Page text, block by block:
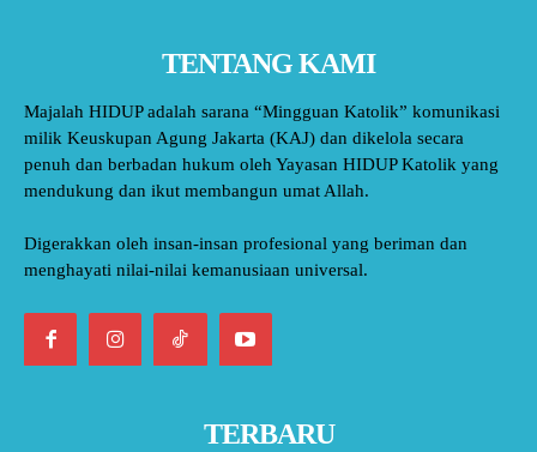
TENTANG KAMI
Majalah HIDUP adalah sarana “Mingguan Katolik” komunikasi
milik Keuskupan Agung Jakarta (KAJ) dan dikelola secara
penuh dan berbadan hukum oleh Yayasan HIDUP Katolik yang
mendukung dan ikut membangun umat Allah.
Digerakkan oleh insan-insan profesional yang beriman dan
menghayati nilai-nilai kemanusiaan universal.
TERBARU